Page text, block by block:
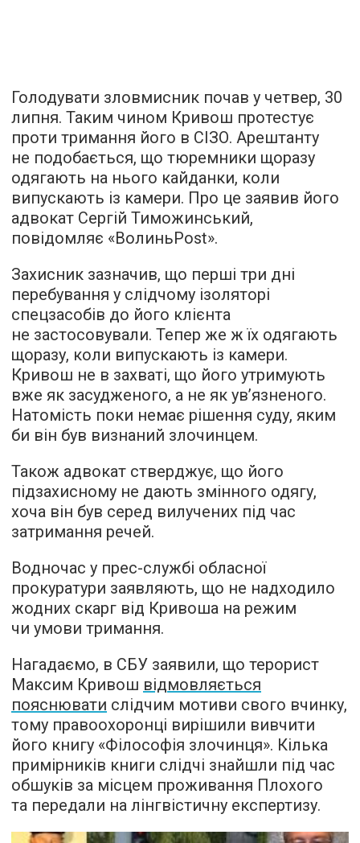
Голодувати зловмисник почав у четвер, 30
липня. Таким чином Кривош протестує
проти тримання його в СІЗО. Арештанту
не подобається, що тюремники щоразу
одягають на нього кайданки, коли
випускають із камери. Про це заявив його
адвокат Сергій Тиможинський,
повідомляє «ВолиньPost».
Захисник зазначив, що перші три дні
перебування у слідчому ізоляторі
спецзасобів до його клієнта
не застосовували. Тепер же ж їх одягають
щоразу, коли випускають із камери.
Кривош не в захваті, що його утримують
вже як засудженого, а не як ув’язненого.
Натомість поки немає рішення суду, яким
би він був визнаний злочинцем.
Також адвокат стверджує, що його
підзахисному не дають змінного одягу,
хоча він був серед вилучених під час
затримання речей.
Водночас у прес-службі обласної
прокуратури заявляють, що не надходило
жодних скарг від Кривоша на режим
чи умови тримання.
Нагадаємо, в СБУ заявили, що терорист
Максим Кривош відмовляється
пояснювати слідчим мотиви свого вчинку,
тому правоохоронці вирішили вивчити
його книгу «Філософія злочинця». Кілька
примірників книги слідчі знайшли під час
обшуків за місцем проживання Плохого
та передали на лінгвістичну експертизу.